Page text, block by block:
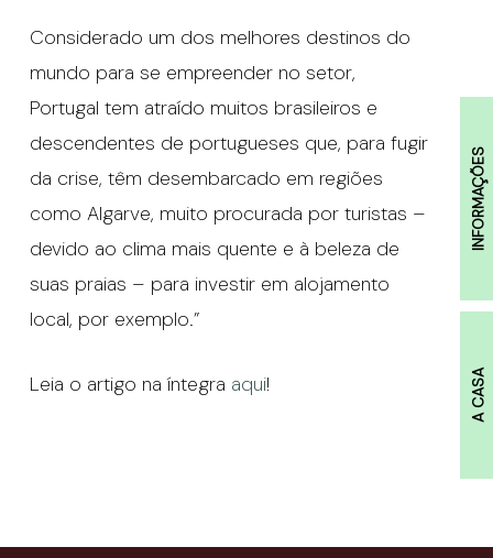
INFORMAÇÕES
A CASA
Considerado um dos melhores destinos do
mundo para se empreender no setor,
Portugal tem atraído muitos brasileiros e
descendentes de portugueses que, para fugir
da crise, têm desembarcado em regiões
como Algarve, muito procurada por turistas –
devido ao clima mais quente e à beleza de
suas praias – para investir em alojamento
local, por exemplo.”
Leia o artigo na íntegra aqui!